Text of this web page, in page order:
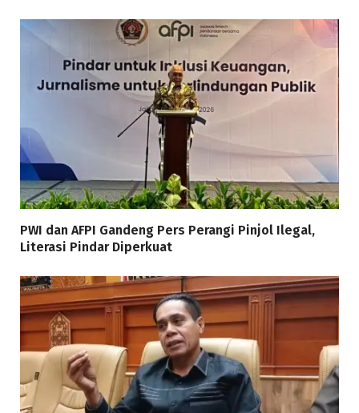
PWI dan AFPI Gandeng Pers Perangi Pinjol Ilegal,
Literasi Pindar Diperkuat